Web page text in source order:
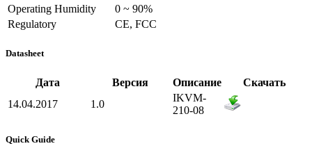
Operating Humidity
0 ~ 90%
Regulatory
CE, FCC
Datasheet
Дата Версия Описание
Скачать
14.04.2017
1.0
IKVM-
210-08
Quick Guide